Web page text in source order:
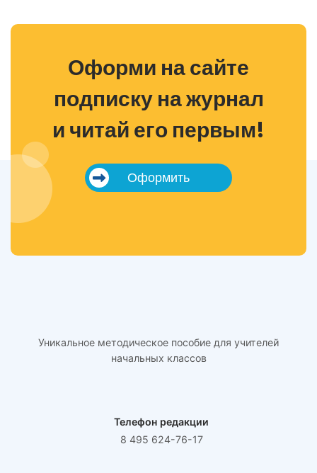
Оформи на сайте
подписку на журнал
и читай его первым!
Оформить
Уникальное методическое пособие для учителей
начальных классов
Телефон редакции
8 495 624-76-17